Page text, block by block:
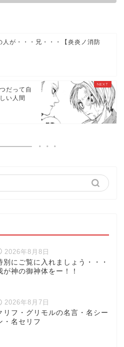
人が・・・兄・・・【炎炎ノ消防
だって自
い人間
2026年8月8日
別にご覧に入れましょう・・・
が神の御神体をー！！
2026年8月7日
リフ・グリモルの名言・名シー
・名セリフ